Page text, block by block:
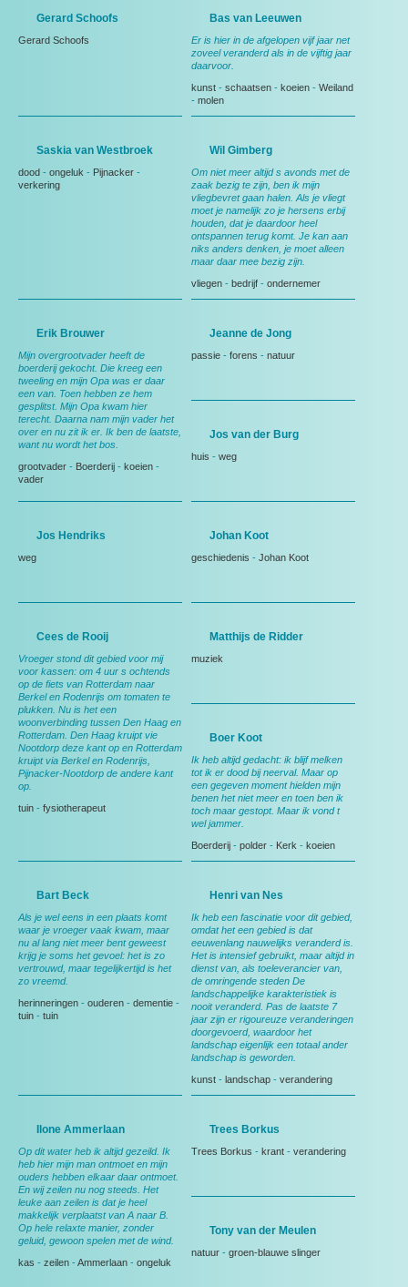
Gerard Schoofs
Gerard Schoofs
Bas van Leeuwen
Er is hier in de afgelopen vijf jaar net
zoveel veranderd als in de vijftig jaar
daarvoor.
kunst - schaatsen - koeien - Weiland
- molen
Saskia van Westbroek
dood - ongeluk - Pijnacker -
verkering
Wil Gimberg
Om niet meer altijd s avonds met de
zaak bezig te zijn, ben ik mijn
vliegbevret gaan halen. Als je vliegt
moet je namelijk zo je hersens erbij
houden, dat je daardoor heel
ontspannen terug komt. Je kan aan
niks anders denken, je moet alleen
maar daar mee bezig zijn.
vliegen - bedrijf - ondernemer
Erik Brouwer
Mijn overgrootvader heeft de
boerderij gekocht. Die kreeg een
tweeling en mijn Opa was er daar
een van. Toen hebben ze hem
gesplitst. Mijn Opa kwam hier
terecht. Daarna nam mijn vader het
over en nu zit ik er. Ik ben de laatste,
want nu wordt het bos.
grootvader - Boerderij - koeien -
vader
Jeanne de Jong
passie - forens - natuur
Jos van der Burg
huis - weg
Jos Hendriks
weg
Johan Koot
geschiedenis - Johan Koot
Cees de Rooij
Vroeger stond dit gebied voor mij
voor kassen: om 4 uur s ochtends
op de fiets van Rotterdam naar
Berkel en Rodenrijs om tomaten te
plukken. Nu is het een
woonverbinding tussen Den Haag en
Rotterdam. Den Haag kruipt vie
Nootdorp deze kant op en Rotterdam
kruipt via Berkel en Rodenrijs,
Pijnacker-Nootdorp de andere kant
op.
tuin - fysiotherapeut
Matthijs de Ridder
muziek
Boer Koot
Ik heb altijd gedacht: ik blijf melken
tot ik er dood bij neerval. Maar op
een gegeven moment hielden mijn
benen het niet meer en toen ben ik
toch maar gestopt. Maar ik vond t
wel jammer.
Boerderij - polder - Kerk - koeien
Bart Beck
Als je wel eens in een plaats komt
waar je vroeger vaak kwam, maar
nu al lang niet meer bent geweest
krijg je soms het gevoel: het is zo
vertrouwd, maar tegelijkertijd is het
zo vreemd.
herinneringen - ouderen - dementie -
tuin - tuin
Henri van Nes
Ik heb een fascinatie voor dit gebied,
omdat het een gebied is dat
eeuwenlang nauwelijks veranderd is.
Het is intensief gebruikt, maar altijd in
dienst van, als toeleverancier van,
de omringende steden De
landschappelijke karakteristiek is
nooit veranderd. Pas de laatste 7
jaar zijn er rigoureuze veranderingen
doorgevoerd, waardoor het
landschap eigenlijk een totaal ander
landschap is geworden.
kunst - landschap - verandering
Ilone Ammerlaan
Op dit water heb ik altijd gezeild. Ik
heb hier mijn man ontmoet en mijn
ouders hebben elkaar daar ontmoet.
En wij zeilen nu nog steeds. Het
leuke aan zeilen is dat je heel
makkelijk verplaatst van A naar B.
Op hele relaxte manier, zonder
geluid, gewoon spelen met de wind.
kas - zeilen - Ammerlaan - ongeluk
Trees Borkus
Trees Borkus - krant - verandering
Tony van der Meulen
natuur - groen-blauwe slinger